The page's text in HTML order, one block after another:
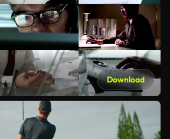
Download